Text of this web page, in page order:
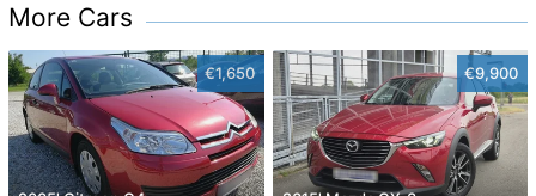
More Cars
€1,650 €9,900